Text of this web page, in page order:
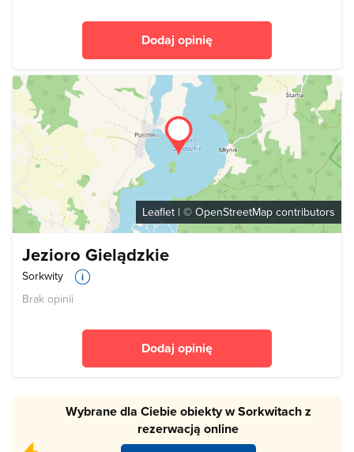
Dodaj opinię
Leaflet | © OpenStreetMap contributors
Jezioro Gielądzkie
Sorkwity
Brak opinii
Dodaj opinię
Wybrane dla Ciebie obiekty w Sorkwitach z
rezerwacją online